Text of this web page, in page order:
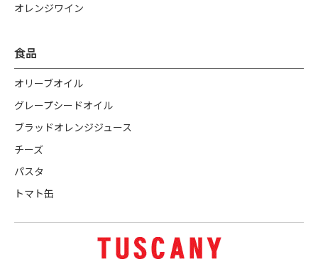
オレンジワイン
食品
オリーブオイル
グレープシードオイル
ブラッドオレンジジュース
チーズ
パスタ
トマト缶